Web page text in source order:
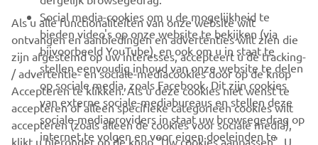
speciale evenementen, nieuwe producten en nog veel meer
ABONNEREN
Lees ons privacybeleid om te leren hoe we uw persoonlijke
gegevens verwerken:Privacyverklaring
Social media-cookies om u de mogelijkheid te
bieden video's op onze website te bekijken (via
bijvoorbeeld YouTube), en ook om u in staat te
stellen eenvoudig inhoud van onze website te delen
op sociale media, zoals Facebook. Dit zijn cookies
van externe sociale-mediabureaus en stellen deze
sociale-mediaproviders in staat uw browsegedrag op
internet te volgen en voor eigen doeleinden te
Als u alle functionaliteiten van onze website wilt
ontvangen en aanbiedingen en advertenties wilt zien die
zijn afgestemd op uw interesses, accepteert u de tracking-
/ advertentie- en sociale-mediacookies door op de knop
Accepteren te klikken. Als u deze cookies niet wenst te
accepteren of alleen specifieke categorieën cookies wilt
accepteren (zoals alleen de cookies voor sociale media),
klikt u hieronder op de knop "Uw cookies aanpassen". U